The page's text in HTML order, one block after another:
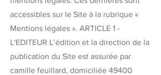
accessibles sur le Site à la rubrique «
Mentions légales ». ARTICLE 1 -
L'EDITEUR L’édition et la direction de la
publication du Site est assurée par
camille feuillard, domiciliée 49400